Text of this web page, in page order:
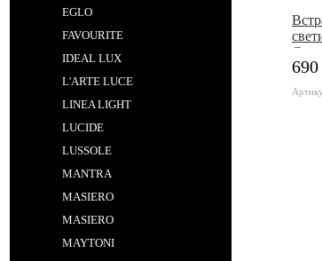
EGLO
FAVOURITE
IDEAL LUX
L'ARTE LUCE
LINEA LIGHT
LUCIDE
LUSSOLE
MANTRA
MASIERO
MASIERO
MAYTONI
690